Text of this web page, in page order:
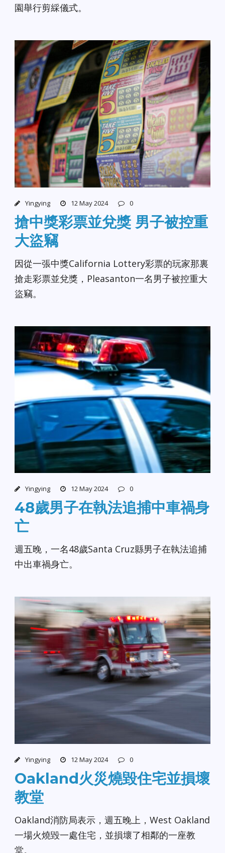
園舉行剪綵儀式。
Yingying 12 May 2024 0
搶中獎彩票並兌獎 男子被控重
大盜竊
因從一張中獎California Lottery彩票的玩家那裏
搶走彩票並兌獎，Pleasanton一名男子被控重大
盜竊。
Yingying 12 May 2024 0
48歲男子在執法追捕中車禍身
亡
週五晚，一名48歲Santa Cruz縣男子在執法追捕
中出車禍身亡。
Yingying 12 May 2024 0
Oakland火災燒毀住宅並損壞
教堂
Oakland消防局表示，週五晚上，West Oakland
一場火燒毀一處住宅，並損壞了相鄰的一座教
堂。